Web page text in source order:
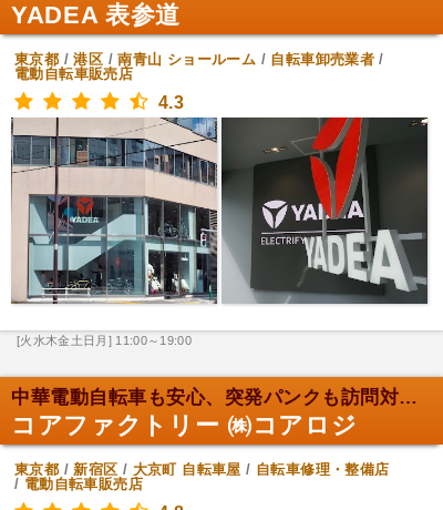
YADEA 表参道
東京都 /港区 /南青山 ショールーム / 自転車卸売業者 /
電動自転車販売店
4.3
[火水木金土日月] 11:00～19:00
中華電動自転車も安心、突発パンクも訪問対応！
コアファクトリー ㈱コアロジ
東京都 /新宿区 / 大京町 自転車屋 / 自転車修理・整備店
/ 電動自転車販売店